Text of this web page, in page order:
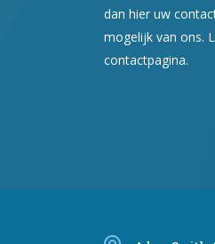
dan hier uw
mogelijk van ons.
contactpagina.